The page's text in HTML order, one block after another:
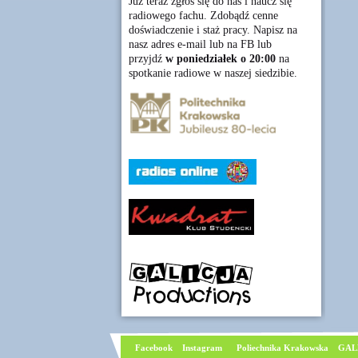
radiowego fachu. Zdobądź cenne
doświadczenie i staż pracy. Napisz na
nasz adres e-mail lub na FB lub
przyjdź w poniedziałek o 20:00na
spotkanie radiowe w naszej siedzibie.
Facebook Instagram Poliechnika Krakowska